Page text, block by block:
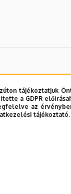
tájékoztatjuk
a GDPR
az
tájékoztató.